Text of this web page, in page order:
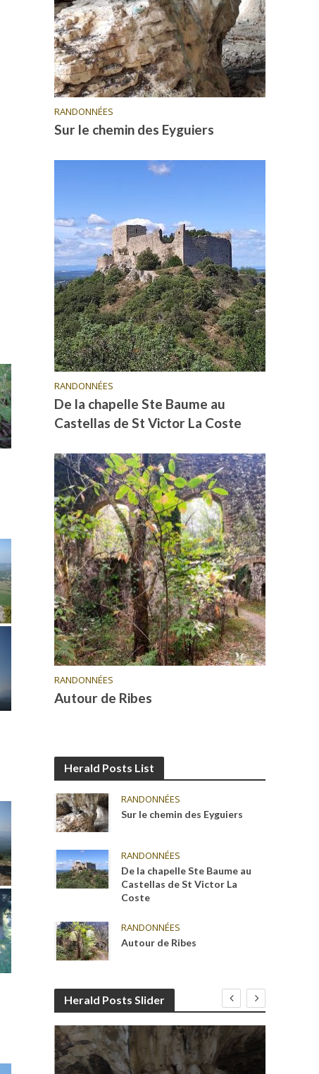
RANDONNÉES
Sur le chemin des Eyguiers
RANDONNÉES
De la chapelle Ste Baume au
Castellas de St Victor La Coste
RANDONNÉES
Autour de Ribes
Herald Posts List
RANDONNÉES
Sur le chemin des Eyguiers
RANDONNÉES
De la chapelle Ste Baume au
Castellas de St Victor La
Coste
RANDONNÉES
Autour de Ribes
Herald Posts Slider